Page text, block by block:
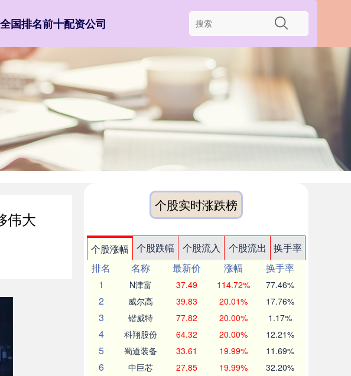
全国排名前十配资公司
伟大
个股实时涨跌榜
个股涨幅 个股跌幅 个股流入 个股流出
换手率
排名
名称 最新价 涨幅
换手率
1
N津富 37.49 114.72% 77.46%
2 威尔高 39.83 20.01% 17.76%
3 锴威特 77.82 20.00% 1.17%
4 科翔股份 64.32 20.00% 12.21%
5 蜀道装备 33.61 19.99% 11.69%
6 中巨芯 27.85 19.99% 32.20%